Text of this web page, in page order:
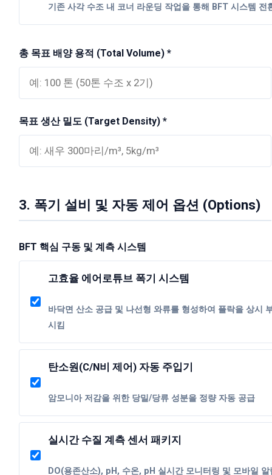
기존 사각 수조 내 코너 라운딩 작업을 통해 BFT 시스템 전
총 목표 배양 용적 (Total Volume) *
목표 생산 밀도 (Target Density) *
3. 폭기 설비 및 자동 제어 옵션 (Options)
BFT 핵심 구동 및 계측 시스템
고효율 에어로튜브 폭기 시스템
바닥면 산소 공급 및 나선형 와류를 형성하여 플락을 상시
시킴
탄소원(C/N비 제어) 자동 주입기
암모니아 저감을 위한 당밀/당류 성분을 정량 자동 공급
실시간 수질 계측 센서 패키지
DO(용존산소), pH, 수온, pH 실시간 모니터링 및 모바일 알